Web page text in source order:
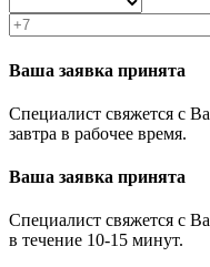
Истра
Кашира
Клин
Королёв
Котельники
Красногорск
Краснознаменск
Кубинка
Ваша заявка принята
Специалист свяжется с
завтра в рабочее время.
Ваша заявка принята
Специалист свяжется с
в течение 10-15 минут.